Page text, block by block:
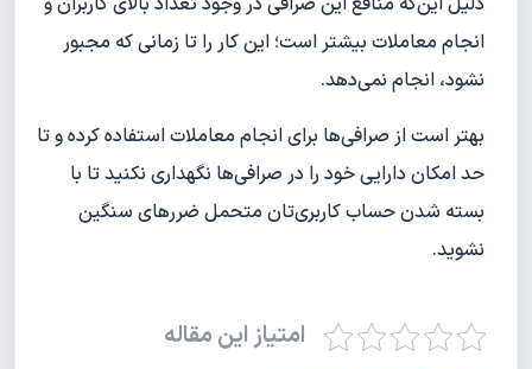
انجام معاملات بیشتر است؛ این کار را تا زمانی که مجبور
نشود، انجام نمی‌دهد.
بهتر است از صرافی‌ها برای انجام معاملات استفاده کرده و تا
حد امکان دارایی خود را در صرافی‌ها نگهداری نکنید تا با
بسته شدن حساب کاربری‌تان متحمل ضرر‌های سنگین
نشوید.
امتیاز این مقاله